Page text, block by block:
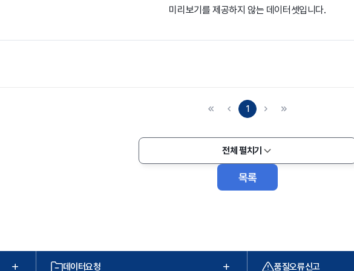
미리보기를 제공하지 않는 데이터셋입니다.
1
전체 펼치기
목록
데이터요청 품질오류신고